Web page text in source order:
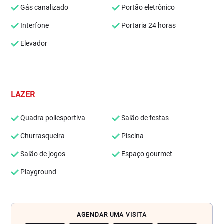
Gás canalizado Portão eletrônico
Interfone Portaria 24 horas
Elevador
LAZER
Quadra poliesportiva Salão de festas
Churrasqueira Piscina
Salão de jogos Espaço gourmet
Playground
AGENDAR UMA VISITA